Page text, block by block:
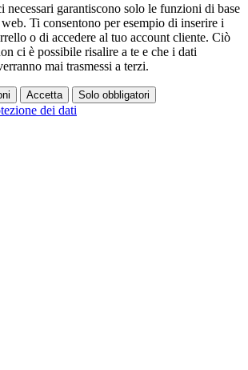
necessari garantiscono solo le funzioni di base
Ti consentono per esempio di inserire i
o di accedere al tuo account cliente. Ciò
ci è possibile risalire a te e che i dati
mai trasmessi a terzi.
Accetta Solo obbligatori
dei dati